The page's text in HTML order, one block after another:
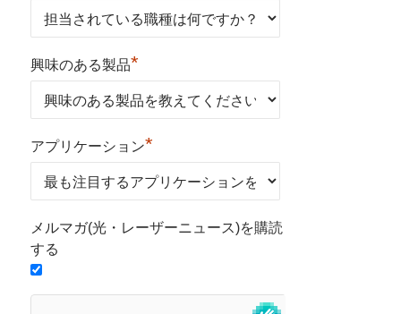
興味のある製品*
アプリケーション*
メルマガ(光・レーザーニュース)を購読
する